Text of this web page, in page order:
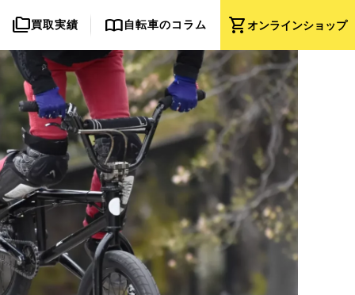
shopping_cartオンラインショップ
folder_copy買取実績 import_contacts自転車のコラム